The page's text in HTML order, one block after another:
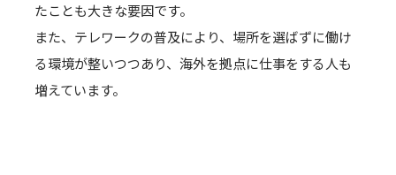
たことも大きな要因です。
また、テレワークの普及により、場所を選ばずに働け
る環境が整いつつあり、海外を拠点に仕事をする人も
増えています。